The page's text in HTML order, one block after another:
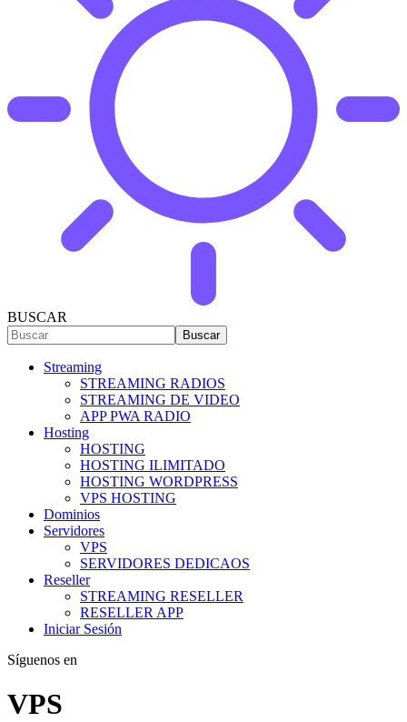
BUSCAR
Streaming
STREAMING RADIOS
STREAMING DE VIDEO
APP PWA RADIO
Hosting
HOSTING
HOSTING ILIMITADO
HOSTING WORDPRESS
VPS HOSTING
Dominios
Servidores
VPS
SERVIDORES DEDICAOS
Reseller
STREAMING RESELLER
RESELLER APP
Iniciar Sesión
Síguenos en
VPS